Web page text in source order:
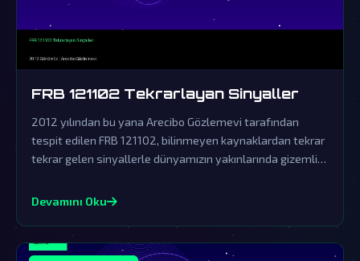
FRB 121102 Tekrarlayan Sinyaller
2012 yılından bu yana Arecibo Gözlemevi tarafından
tespit edilen FRB 121102, bilinmeyen kaynaklardan tekrar
tekrar gelen sinyallerle dünyamızın yakınlarında gizemli
Devamını Oku